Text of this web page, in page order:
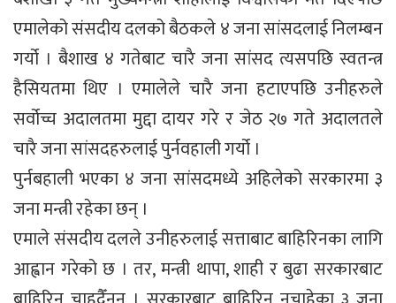
एमालेको संसदीय दलको बैठकले ४ जना सांसदलाई निलम्बन
गर्यो । बैशाख ४ गतेबाट चारै जना सांसद त्यसपछि स्वतन्त्र
हैसियतमा थिए । एमालेले चारै जना हटाएपछि उनीहरुले
सर्वोच्च अदालतमा मुद्दा दायर गरे र जेठ २७ गते अदालतले
चारै जना सांसदहरुलाई पुर्नवहाली गर्यो ।
पुर्नबहाली भएका ४ जना सांसदमध्ये अहिलेको सरकारमा ३
जना मन्त्री रहेका छन् ।
एमाले संसदीय दलले उनीहरुलाई सत्ताबाट बाहिरिनका लागि
आह्वान गरेको छ । तर, मन्त्री थापा, शाही र बुढा सरकारबाट